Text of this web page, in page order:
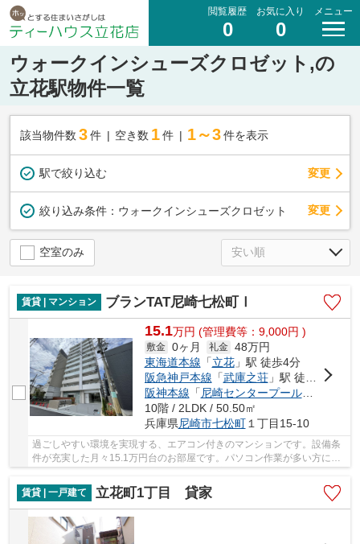
閲覧履歴
0
お気に入り
0
メニュー
ウォークインシューズクロゼット,の
立花駅物件一覧
該当物件数 3件 空き数 1 件 1～3 件を表示
駅で絞り込む 変更
絞り込み条件： ウォークインシューズクロゼット 変更
空室のみ
賃貸 | マンション ブランTAT尼崎七松町Ⅰ
15.1万円 (管理費等：9,000円 )
敷金 0ヶ月 礼金 48万円
東海道本線 「立花」駅 徒歩4分
阪急神戸本線 「武庫之荘」駅 徒歩31分
阪神本線 「 尼崎センタープール前
10階 / 2LDK / 50.50㎡
兵庫県尼崎市七松町１丁目15-10
過ごしやすい環境を実現する、エアコン付きのマンションです。設備条
件が充実した月々15.1万円台のお部屋です。パソコン作業が多い方には
賃貸 | 一戸建て
立花町1丁目 貸家